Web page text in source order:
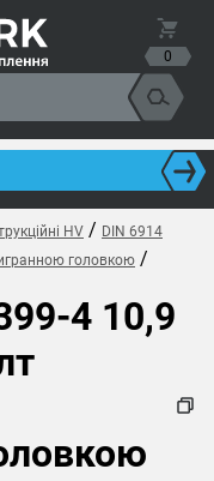
0
HV / DIN 6914
головкою /
4 10,9